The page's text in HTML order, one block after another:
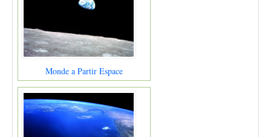
Monde a Partir Espace